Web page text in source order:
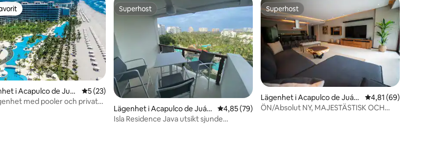
i Acapulco de Juár
5 av 5 i genomsnittligt betyg, 23 omdömen
5 (23)
med pooler och privat
Superhost
Superhost
Lägenhet i Acapulco de Juár
ez
4,85 av 5 i genomsnittligt betyg, 79 omdömen
4,85 (79)
Isla Residence Java utsikt sjunde
Superhost
Superhost
Lägenhet i Acapulco de Juáre
z
4,81 av 5 i
4,81 (69)
ÖN/Absolut NY, MAJESTÄSTISK OCH